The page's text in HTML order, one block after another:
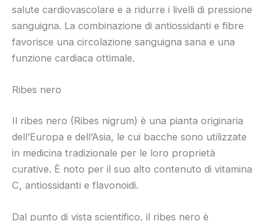
salute cardiovascolare e a ridurre i livelli di pressione
sanguigna. La combinazione di antiossidanti e fibre
favorisce una circolazione sanguigna sana e una
funzione cardiaca ottimale.
Ribes nero
Il ribes nero (Ribes nigrum) è una pianta originaria
dell’Europa e dell’Asia, le cui bacche sono utilizzate
in medicina tradizionale per le loro proprietà
curative. È noto per il suo alto contenuto di vitamina
C, antiossidanti e flavonoidi.
Dal punto di vista scientifico, il ribes nero è